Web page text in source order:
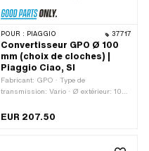
POUR : PIAGGIO 37717
Convertisseur GPO Ø 100
mm (choix de cloches) |
Piaggio Ciao, SI
Fabricant: GPO · Type de
transmission: Vario · Ø extérieur: 100
contre-pression: Standard (30 kg -
EUR 207.50